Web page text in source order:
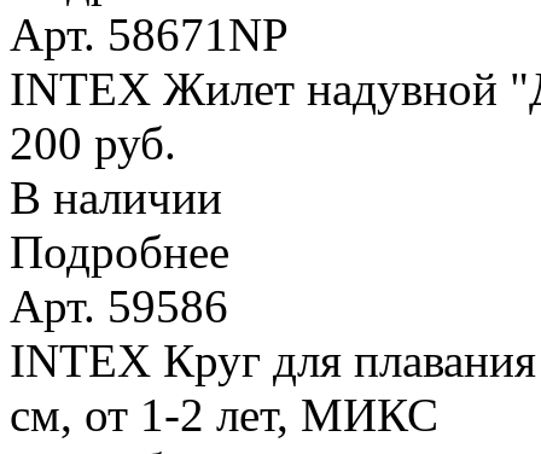
Арт. 58671NP
INTEX Жилет надувной
200 руб.
В наличии
Подробнее
Арт. 59586
INTEX Круг для
см, от 1-2 лет, МИКС